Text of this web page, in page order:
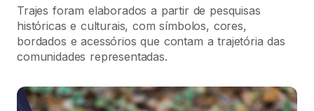
Trajes foram elaborados a partir de pesquisas
históricas e culturais, com símbolos, cores,
bordados e acessórios que contam a trajetória das
comunidades representadas.